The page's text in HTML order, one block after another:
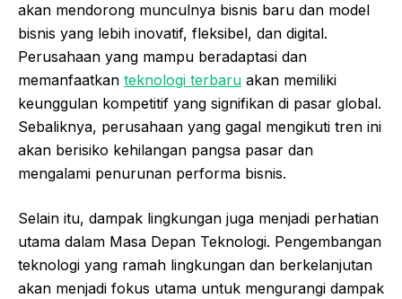
akan mendorong munculnya bisnis baru dan model
bisnis yang lebih inovatif, fleksibel, dan digital.
Perusahaan yang mampu beradaptasi dan
memanfaatkan teknologi terbaru akan memiliki
keunggulan kompetitif yang signifikan di pasar global.
Sebaliknya, perusahaan yang gagal mengikuti tren ini
akan berisiko kehilangan pangsa pasar dan
mengalami penurunan performa bisnis.
Selain itu, dampak lingkungan juga menjadi perhatian
utama dalam Masa Depan Teknologi. Pengembangan
teknologi yang ramah lingkungan dan berkelanjutan
akan menjadi fokus utama untuk mengurangi dampak